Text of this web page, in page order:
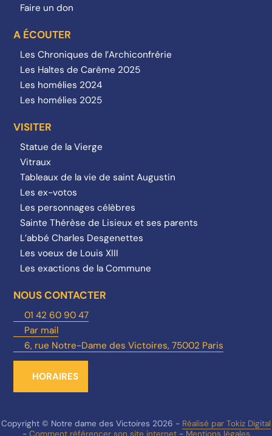
Faire un don
A ÉCOUTER
Les Chroniques de l’Archiconfrérie
Les Haltes de Carême 2025
Les homélies 2024
Les homélies 2025
VISITER
Statue de la Vierge
Vitraux
Tableaux de la vie de saint Augustin
Les ex-votos
Les personnages célèbres
Sainte Thérèse de Lisieux et ses parents
L’abbé Charles Desgenettes
Les voeux de Louis XIII
Les exactions de la Commune
NOUS CONTACTER
01 42 60 90 47
Par mail
6, rue Notre-Dame des Victoires, 75002 Paris
HORAIRES
Copyright © Notre dame des Victoires 2026 - Réalisé par Tokiz Digital
- Comment référencer son site internet- Mentions légales